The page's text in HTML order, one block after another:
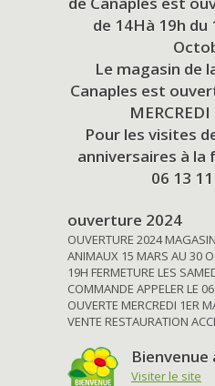
de 14Hà 19h du
Le magasin de
Canaples est
Pour les visites
anniversaires à la
06 13
ouverture 2024
OUVERTURE 2024
ANIMAUX 15 MARS AU 30
19H FERMETURE LES
COMMANDE APPELER LE
OUVERTE MERCREDI 1ER
VENTE RESTAURATION
Visiter le site